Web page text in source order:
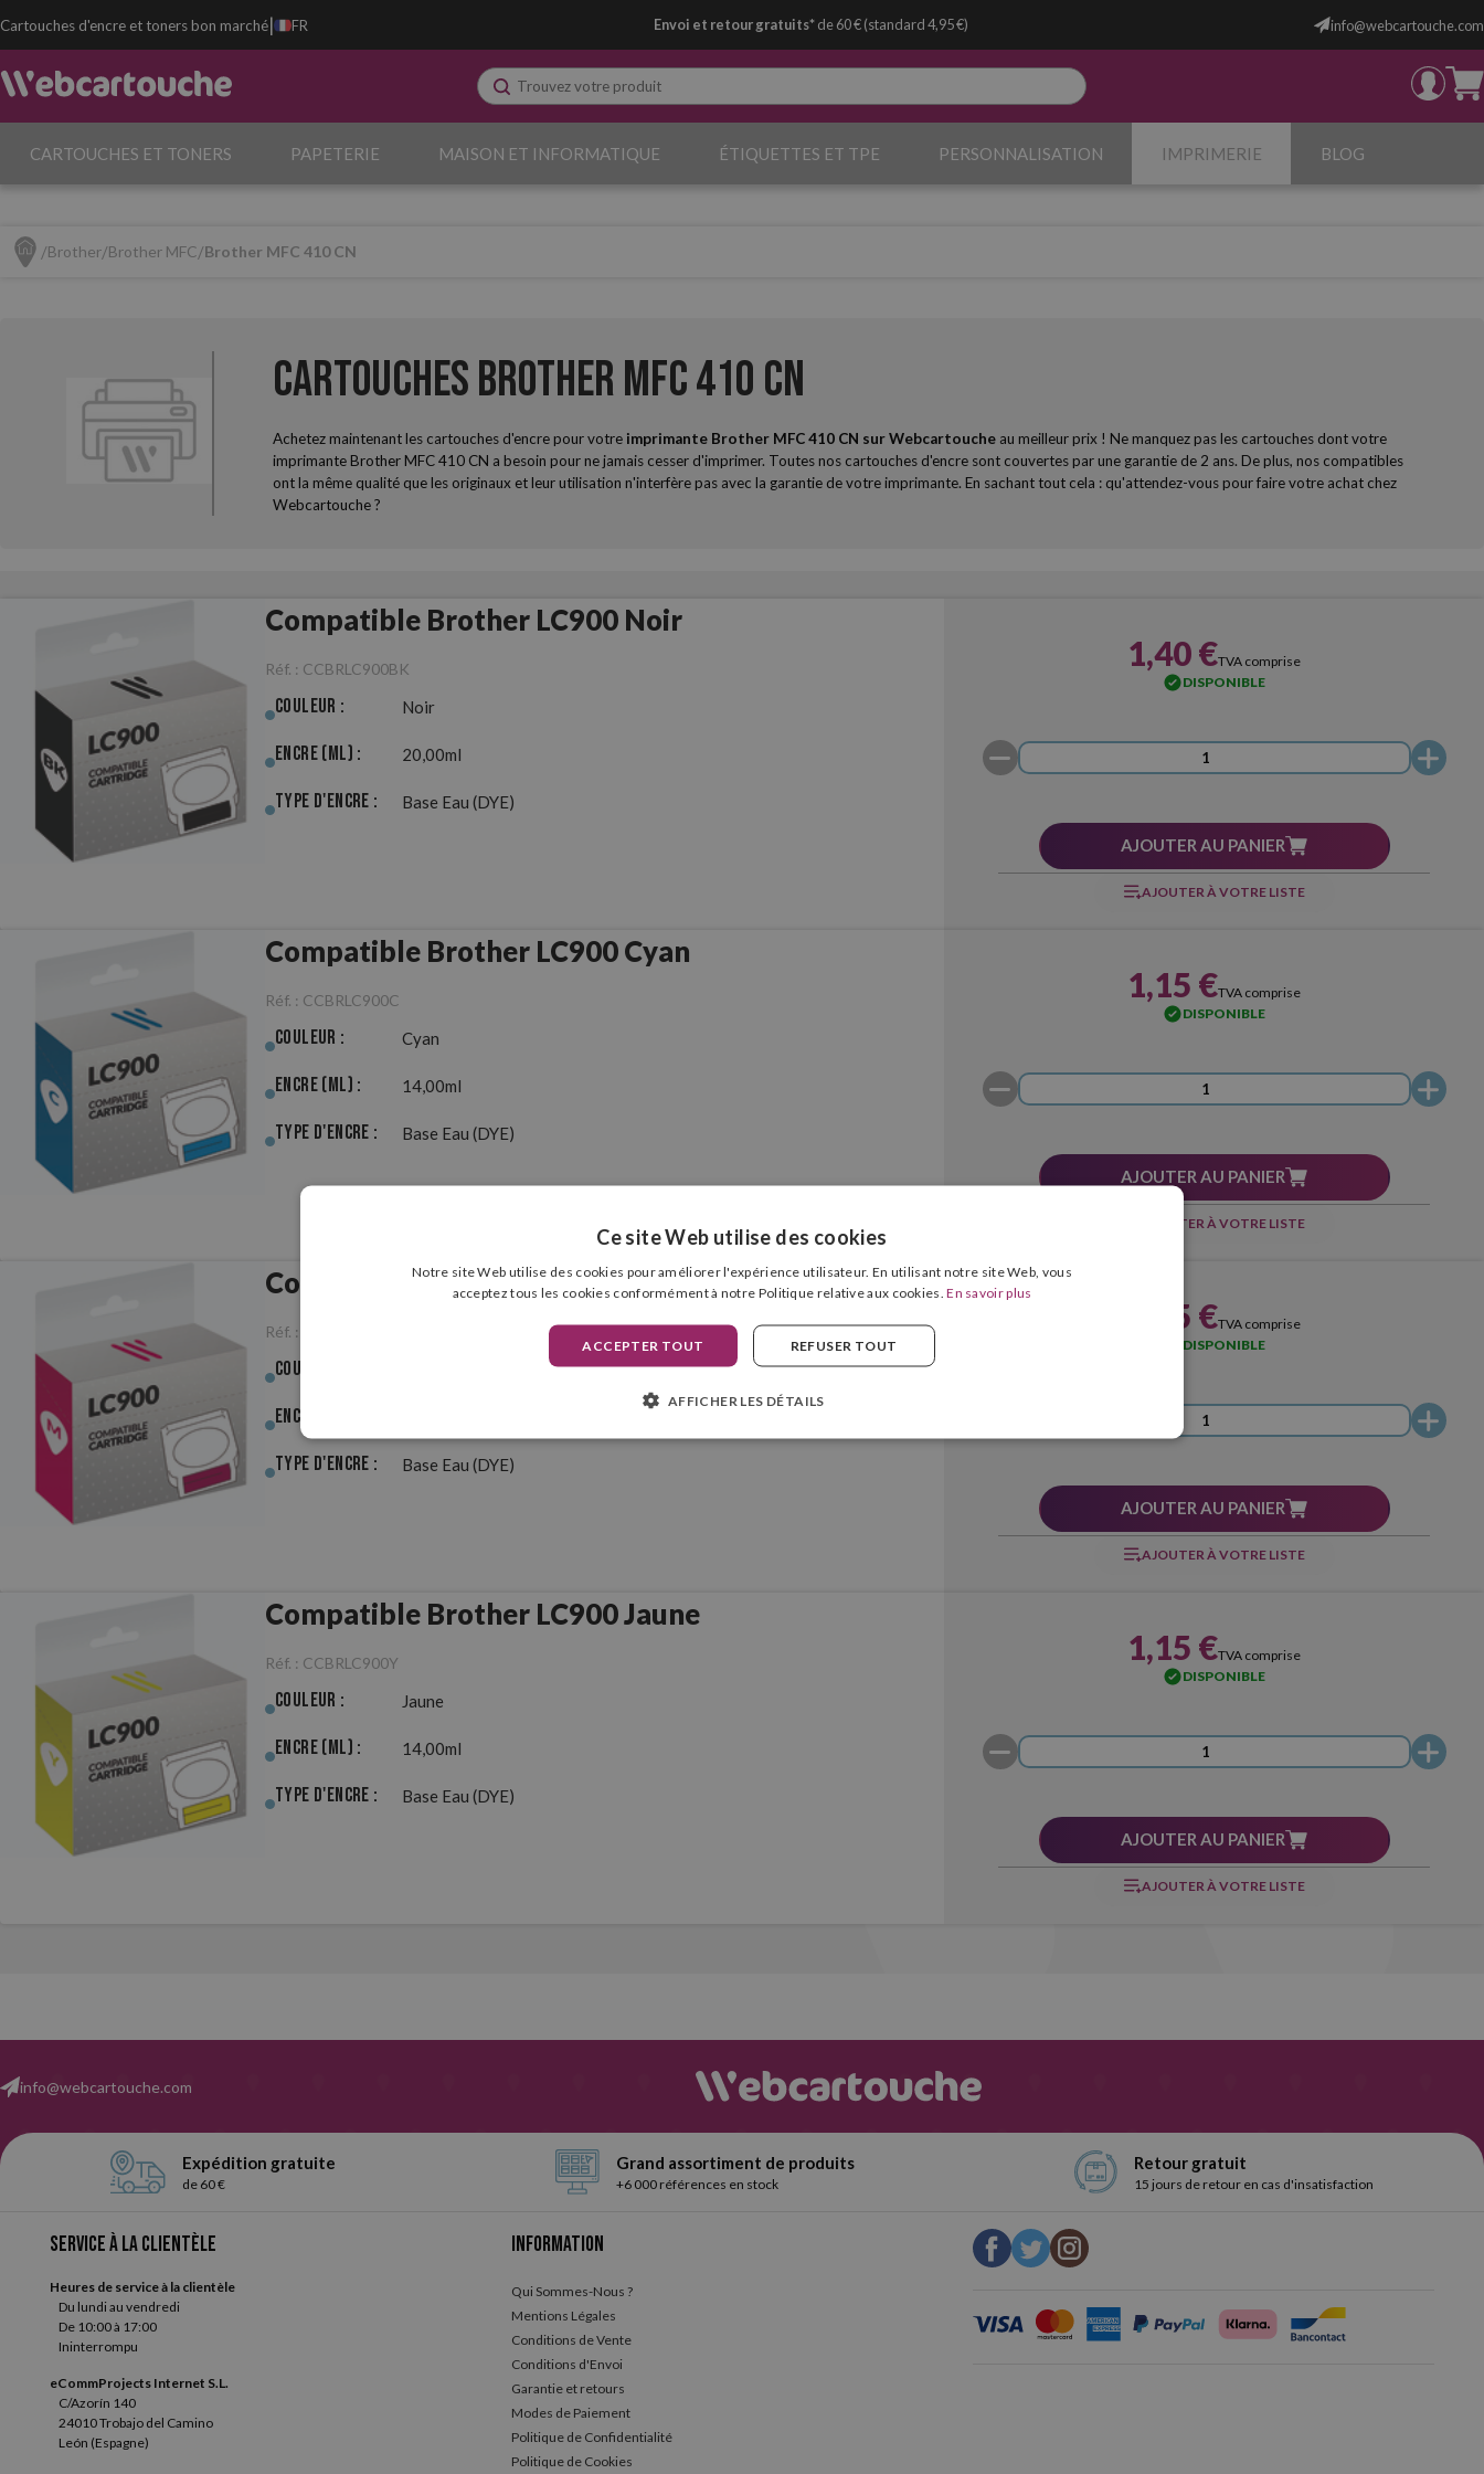
Cartouches d'encre et toners bon marché| FR Envoi et retour gratuits*de 60 € (standard 4,95 €) info@webcartouche.com
CARTOUCHES ET TONERS PAPETERIE MAISON ET INFORMATIQUE ÉTIQUETTES ET TPE PERSONNALISATION IMPRIMERIE BLOG
Brother Brother MFC Brother MFC 410 CN
Cartouches Brother MFC 410 CN
Achetez maintenant les cartouches d'encre pour votre imprimante Brother MFC 410 CN surWebcartoucheau meilleur prix ! Ne manquez pas les cartouches dont votre
imprimante Brother MFC 410 CN a besoin pour ne jamais cesser d'imprimer. Toutes nos cartouches d'encre sont couvertes par une garantie de 2 ans. De plus, nos compatibles
ont la même qualité que les originaux et leur utilisation n'interfère pas avec la garantie de votre imprimante. En sachant tout cela : qu'attendez-vous pour faire votre achat chez
Webcartouche ?
Compatible Brother LC900 Noir
Réf. : CCBRLC900BK
Couleur : Noir
Encre (ml) : 20,00ml
Type d'Encre : Base Eau (DYE)
1,40 €TVA comprise
DISPONIBLE
AJOUTER AU PANIER
AJOUTER À VOTRE LISTE
Compatible Brother LC900 Cyan
Réf. : CCBRLC900C
Couleur : Cyan
Encre (ml) : 14,00ml
Type d'Encre : Base Eau (DYE)
1,15 €TVA comprise
DISPONIBLE
AJOUTER AU PANIER
AJOUTER À VOTRE LISTE
Compatible Brother LC900 Magenta
Réf. :
Couleur :
Encre (ml) :
Type d'Encre : Base Eau (DYE)
1,15 €TVA comprise
DISPONIBLE
AJOUTER AU PANIER
AJOUTER À VOTRE LISTE
Compatible Brother LC900 Jaune
Réf. : CCBRLC900Y
Couleur : Jaune
Encre (ml) : 14,00ml
Type d'Encre : Base Eau (DYE)
1,15 €TVA comprise
DISPONIBLE
AJOUTER AU PANIER
AJOUTER À VOTRE LISTE
info@webcartouche.com
Expédition gratuite
de 60 €
Grand assortiment de produits
+6 000 références en stock
Retour gratuit
15 jours de retour en cas d'insatisfaction
Service à la clientèle
Heures de service à la clientèle
Du lundi au vendredi
De 10:00 à 17:00
Ininterrompu
eCommProjects Internet S.L.
C/Azorín 140
24010 Trobajo del Camino
León (Espagne)
Information
Qui Sommes-Nous ?
Mentions Légales
Conditions de Vente
Conditions d'Envoi
Garantie et retours
Modes de Paiement
Politique de Confidentialité
Politique de Cookies
Ce site Web utilise des cookies
Notre site Web utilise des cookies pour améliorer l'expérience utilisateur. En utilisant notre site Web, vous
acceptez tous les cookies conformément à notre Politique relative aux cookies.En savoir plus
ACCEPTER TOUT REFUSER TOUT
AFFICHER LES DÉTAILS